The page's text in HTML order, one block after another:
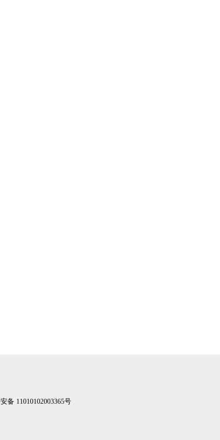
备 11010102003365号